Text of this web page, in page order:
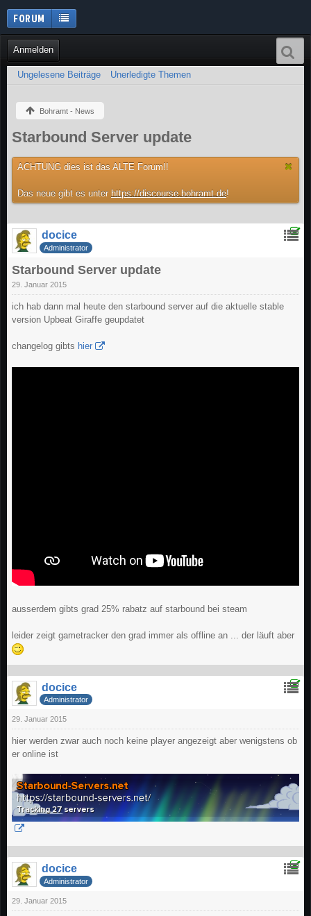
Anmelden
Ungelesene Beiträge Unerledigte Themen
FORUM
Bohramt - News
Starbound Server update
ACHTUNG dies ist das ALTE Forum!!
Das neue gibt es unter https://discourse.bohramt.de!
docice
Administrator
Starbound Server update
29. Januar 2015
ich hab dann mal heute den starbound server auf die aktuelle stable
version Upbeat Giraffe geupdatet
changelog gibts hier
ausserdem gibts grad 25% rabatz auf starbound bei steam
leider zeigt gametracker den grad immer als offline an ... der läuft aber
docice
Administrator
29. Januar 2015
hier werden zwar auch noch keine player angezeigt aber wenigstens ob
er online ist
docice
Administrator
29. Januar 2015